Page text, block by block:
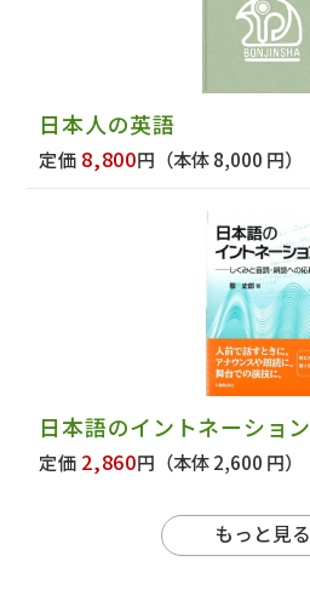
日本人の英語
定価 8,800円 （本体 8,000 円）
日本語のイントネーション
定価 2,860円 （本体 2,600 円）
もっと見る